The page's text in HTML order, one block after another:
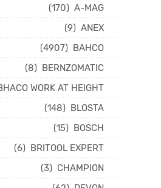
A-MAG
(170)
ANEX
(9)
BAHCO
(4907)
BERNZOMATIC
(8)
WORK AT HEIGHT
BLOSTA
(148)
BOSCH
(15)
BRITOOL EXPERT
(6)
CHAMPION
(3)